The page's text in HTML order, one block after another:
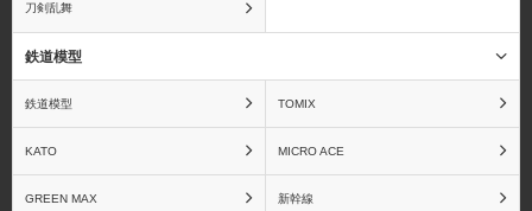
刀剣乱舞
鉄道模型
鉄道模型 TOMIX
KATO MICRO ACE
GREEN MAX 新幹線